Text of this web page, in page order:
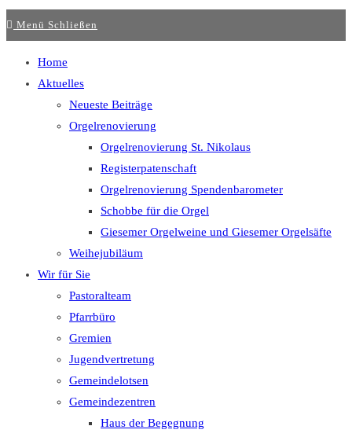
Menü Schließen
Home
Aktuelles
Neueste Beiträge
Orgelrenovierung
Orgelrenovierung St. Nikolaus
Registerpatenschaft
Orgelrenovierung Spendenbarometer
Schobbe für die Orgel
Giesemer Orgelweine und Giesemer Orgelsäfte
Weihejubiläum
Wir für Sie
Pastoralteam
Pfarrbüro
Gremien
Jugendvertretung
Gemeindelotsen
Gemeindezentren
Haus der Begegnung